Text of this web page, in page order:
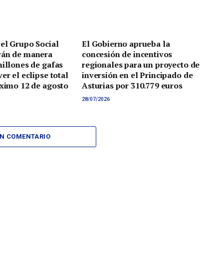
Grupo Social
de manera
de gafas
el eclipse total
12 de agosto
El Gobierno aprueba la
concesión de incentivos
regionales para un proyecto de
inversión en el Principado de
Asturias por 310.779 euros
28/07/2026
COMENTARIO